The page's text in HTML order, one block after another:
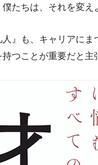
たちは、それを変え
』も、キャリアに
つことが重要だと主